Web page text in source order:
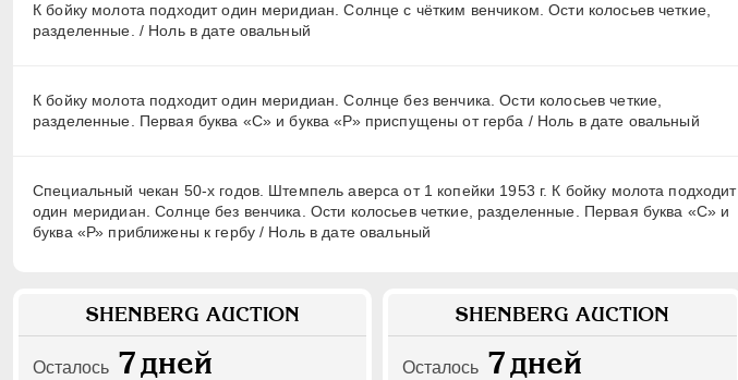
К бойку молота подходит один меридиан. Солнце с чётким венчиком. Ости колосьев четкие,
разделенные. / Ноль в дате овальный
К бойку молота подходит один меридиан. Солнце без венчика. Ости колосьев четкие,
разделенные. Первая буква «С» и буква «Р» приспущены от герба / Ноль в дате овальный
Специальный чекан 50-х годов. Штемпель аверса от 1 копейки 1953 г. К бойку молота подходит
один меридиан. Солнце без венчика. Ости колосьев четкие, разделенные. Первая буква «С» и
буква «Р» приближены к гербу / Ноль в дате овальный
SHENBERG AUCTION
Осталось 7дней
SHENBERG AUCTION
Осталось 7дней